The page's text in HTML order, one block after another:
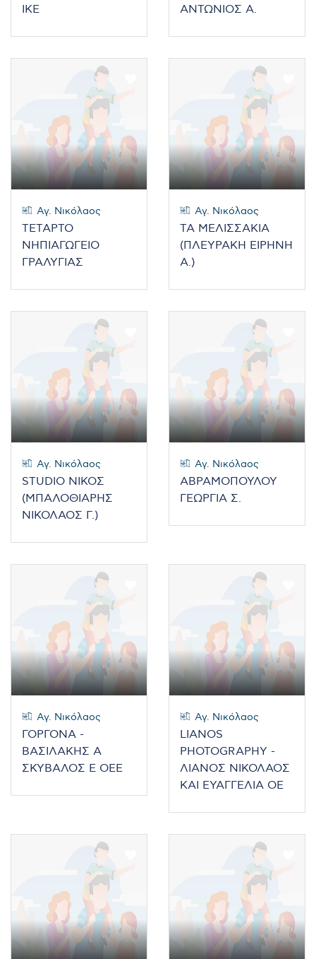
ΙΚΕ
ΑΝΤΩΝΙΟΣ Α.
Αγ. Νικόλαος
ΤΕΤΑΡΤΟ
ΝΗΠΙΑΓΩΓΕΙΟ
ΓΡΑΛΥΓΙΑΣ
Αγ. Νικόλαος
ΤΑ ΜΕΛΙΣΣΑΚΙΑ
(ΠΛΕΥΡΑΚΗ ΕΙΡΗΝΗ
Α.)
Αγ. Νικόλαος
STUDIO ΝΙΚΟΣ
(ΜΠΑΛΟΘΙΑΡΗΣ
ΝΙΚΟΛΑΟΣ Γ.)
Αγ. Νικόλαος
ΑΒΡΑΜΟΠΟΥΛΟΥ
ΓΕΩΡΓΙΑ Σ.
Αγ. Νικόλαος
ΓΟΡΓΟΝΑ -
ΒΑΣΙΛΑΚΗΣ Α
ΣΚΥΒΑΛΟΣ Ε ΟΕΕ
Αγ. Νικόλαος
LIANOS
PHOTOGRAPHY -
ΛΙΑΝΟΣ ΝΙΚΟΛΑΟΣ
ΚΑΙ ΕΥΑΓΓΕΛΙΑ ΟΕ